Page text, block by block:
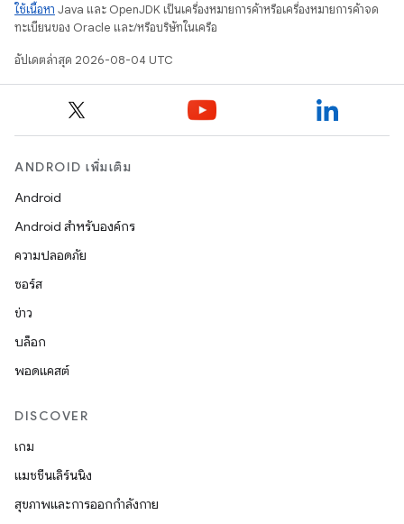
ใช้เนื้อหา Java และ OpenJDK เป็นเครื่องหมายการค้าหรือเครื่องหมายการค้าจด
ทะเบียนของ Oracle และ/หรือบริษัทในเครือ
อัปเดตล่าสุด 2026-08-04 UTC
ANDROID เพิ่มเติม
Android
Android สำหรับองค์กร
ความปลอดภัย
ซอร์ส
ข่าว
บล็อก
พอดแคสต์
DISCOVER
เกม
แมชชีนเลิร์นนิง
สุขภาพและการออกกำลังกาย